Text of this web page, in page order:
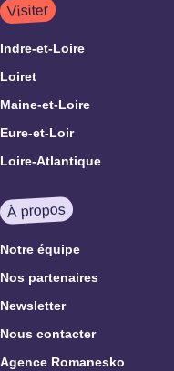
Visiter
Indre-et-Loire
Loiret
Maine-et-Loire
Eure-et-Loir
Loire-Atlantique
À propos
Notre équipe
Nos partenaires
Newsletter
Nous contacter
Agence Romanesko